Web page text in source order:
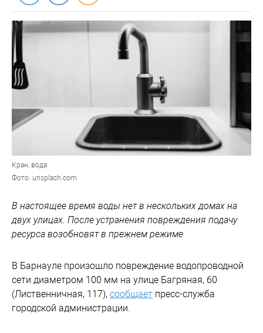
Кран, вода
Фото: unsplash.com
В настоящее время воды нет в нескольких домах на
двух улицах. После устранения повреждения подачу
ресурса возобновят в прежнем режиме
В Барнауле произошло повреждение водопроводной
сети диаметром 100 мм на улице Багряная, 60
(Лиственничная, 117), сообщает пресс-служба
городской администрации.